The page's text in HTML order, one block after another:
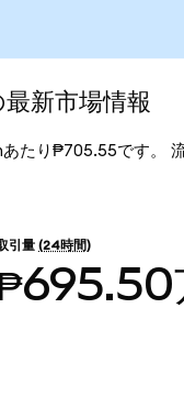
新市場情報
たり₱705.55です。
引量 (24時間)